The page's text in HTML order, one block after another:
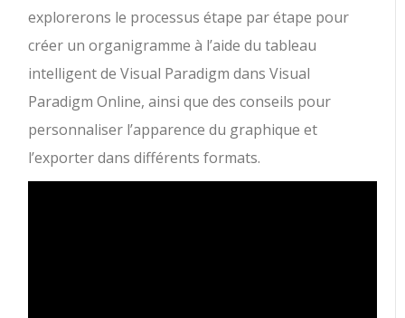
explorerons le processus étape par étape pour
créer un organigramme à l’aide du tableau
intelligent de Visual Paradigm dans Visual
Paradigm Online, ainsi que des conseils pour
personnaliser l’apparence du graphique et
l’exporter dans différents formats.